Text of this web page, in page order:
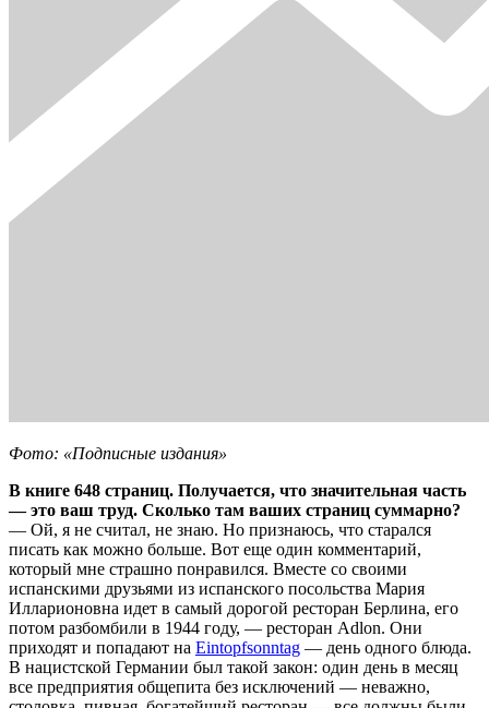
Фото: «Подписные издания»
В книге 648 страниц. Получается, что значительная часть
— это ваш труд. Сколько там ваших страниц суммарно?
— Ой, я не считал, не знаю. Но признаюсь, что старался
писать как можно больше. Вот еще один комментарий,
который мне страшно понравился. Вместе со своими
испанскими друзьями из испанского посольства Мария
Илларионовна идет в самый дорогой ресторан Берлина, его
потом разбомбили в 1944 году, — ресторан Adlon. Они
приходят и попадают на Eintopfsonntag — день одного блюда.
В нацистской Германии был такой закон: один день в месяц
все предприятия общепита без исключений — неважно,